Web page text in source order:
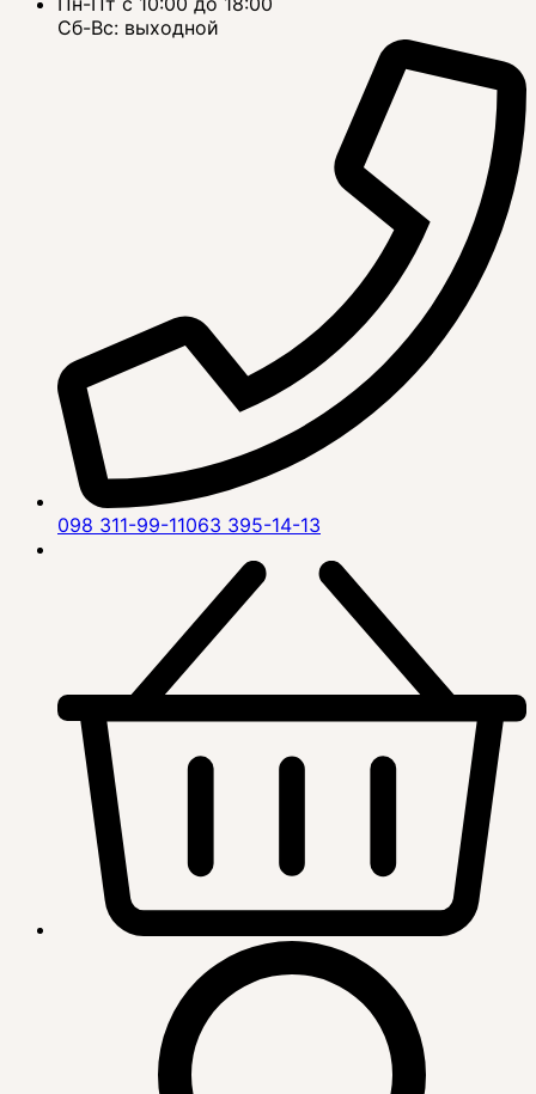
Сб-Вс: выходной
098 311-99-11063 395-14-13